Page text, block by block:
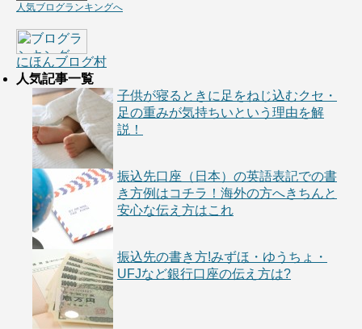
人気ブログランキングへ
にほんブログ村
人気記事一覧
子供が寝るときに足をねじ込むクセ・
足の重みが気持ちいという理由を解
説！
振込先口座（日本）の英語表記での書
き方例はコチラ！海外の方へきちんと
安心な伝え方はこれ
振込先の書き方!みずほ・ゆうちょ・
UFJなど銀行口座の伝え方は?